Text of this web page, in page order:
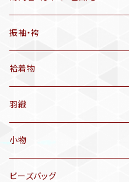
有松絞り浴衣(6～9月頃)
アンティーク帯
アンティーク仕立てかえ帯
名古屋帯
洒落袋帯
袋帯
振袖・袴
袷着物
アンティーク着物
リサイクル着物
訪問着、付下げ、色無地
羽織
小物
帯揚げ
ビーズバッグ